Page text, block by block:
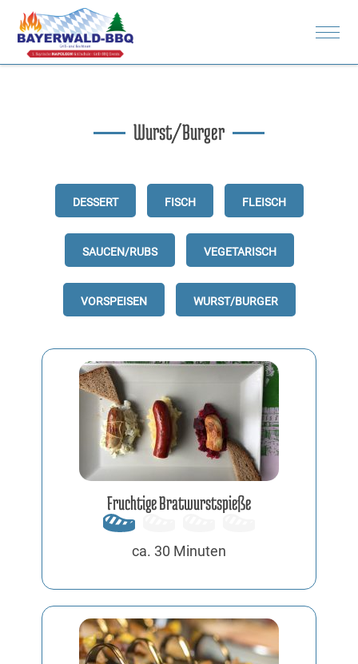
Rezepte
Spenden
Wurst/Burger
Dessert Fisch Fleisch
Saucen/Rubs Vegetarisch
Vorspeisen Wurst/Burger
Fruchtige Bratwurstspieße
ca. 30 Minuten